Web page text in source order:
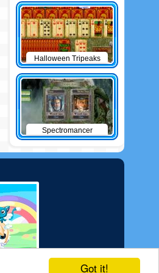
Got it!
Halloween Tripeaks
Spectromancer